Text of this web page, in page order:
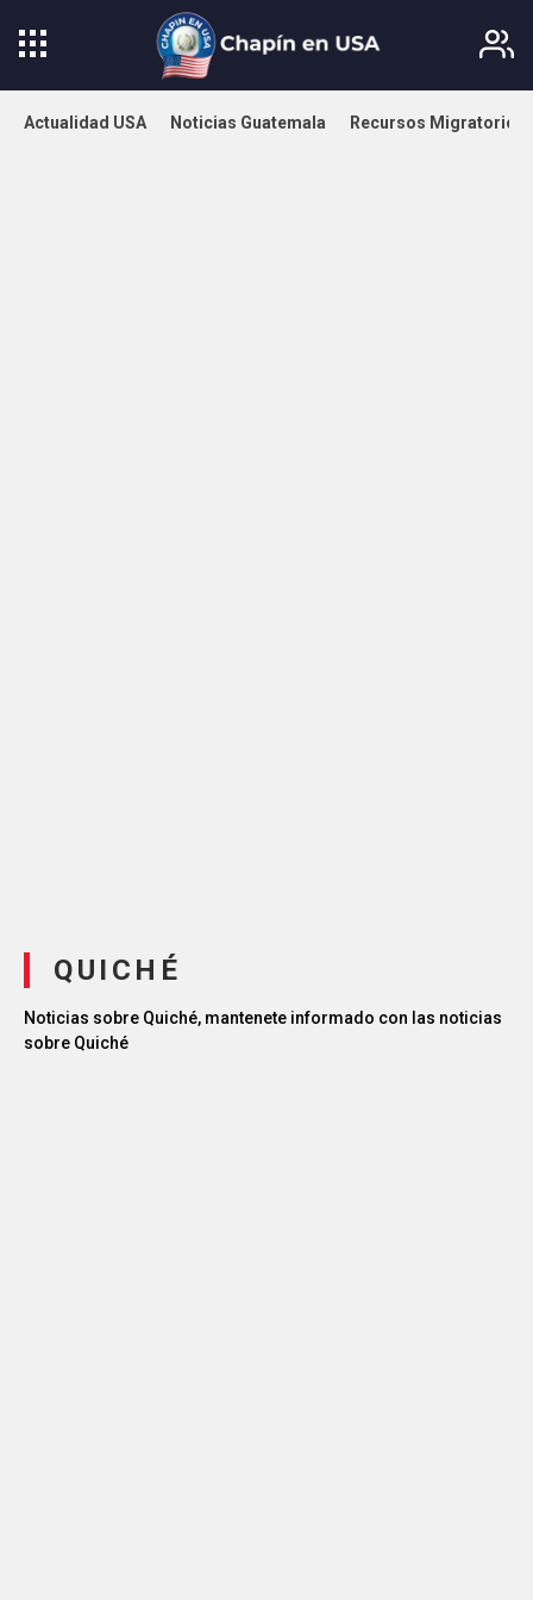
Actualidad USA Noticias Guatemala Recursos Migratorios
QUICHÉ
Noticias sobre Quiché, mantenete informado con las noticias
sobre Quiché